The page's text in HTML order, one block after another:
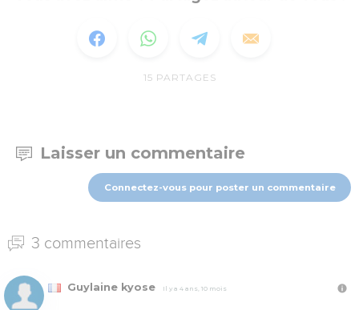
15 PARTAGES
Laisser un commentaire
Connectez-vous pour poster un commentaire
3 commentaires
Guylaine kyose Il y a 4 ans, 10 mois